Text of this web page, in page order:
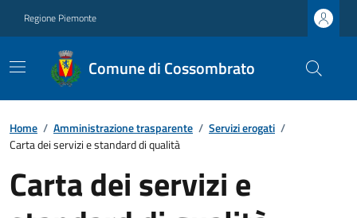
Regione Piemonte
Comune di Cossombrato
Home / Amministrazione trasparente / Servizi erogati /
Carta dei servizi e standard di qualità
Carta dei servizi e